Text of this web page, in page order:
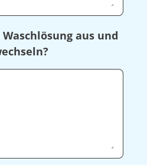
aus und